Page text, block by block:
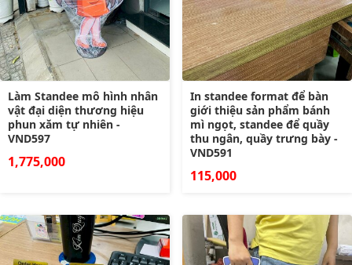
Làm Standee mô hình nhân
vật đại diện thương hiệu
phun xăm tự nhiên -
VND597
1,775,000
In standee format để bàn
giới thiệu sản phẩm bánh
mì ngọt, standee để quầy
thu ngân, quầy trưng bày -
VND591
115,000